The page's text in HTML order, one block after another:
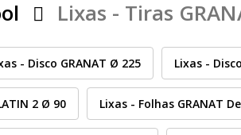
Lixas - Tiras
- Disco GRANAT Ø 225 Lixas -
2 Ø 90 Lixas - Folhas GRANAT